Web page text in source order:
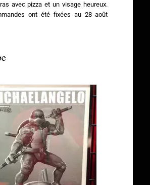
avec pizza et un visage heureux.
ont été fixées au 28 août